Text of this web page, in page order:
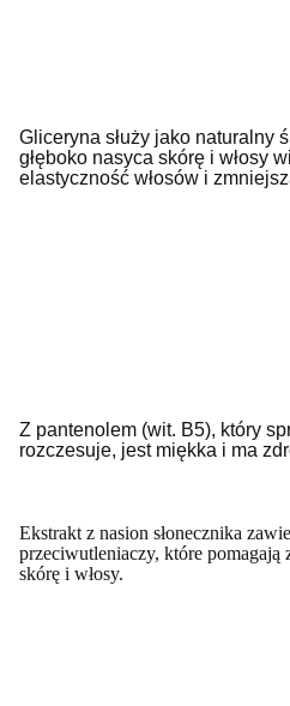
Gliceryna służy jako naturalny
głęboko nasyca skórę i włosy
elastyczność włosów i
Z pantenolem (wit. B5), który
rozczesuje, jest miękka i ma
Ekstrakt z nasion słonecznika
przeciwutleniaczy, które pomagają
skórę i włosy.